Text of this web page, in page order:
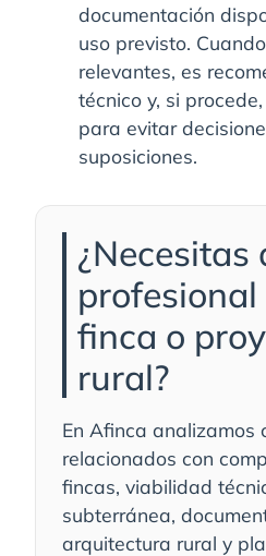
documentación
uso previsto.
relevantes, es
técnico y, si
para evitar
suposiciones.
¿Necesitas
profesional
finca o
rural?
En Afinca analizamos
relacionados con
fincas, viabilidad
subterránea,
arquitectura rural y